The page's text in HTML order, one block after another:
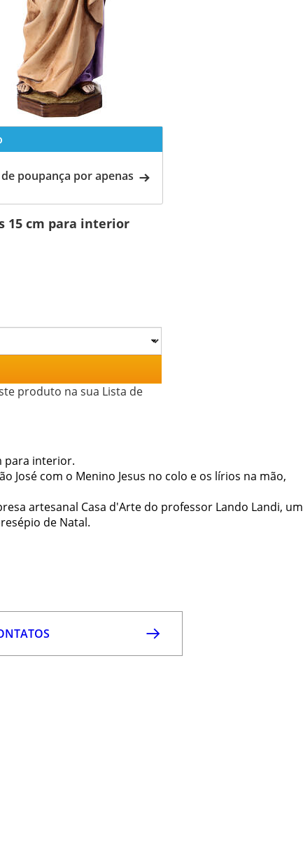
de poupança por apenas
15 cm para interior
produto na sua Lista de
para interior.
José com o Menino Jesus no colo e os lírios na mão,
artesanal Casa d'Arte do professor Lando Landi, um
de Natal.